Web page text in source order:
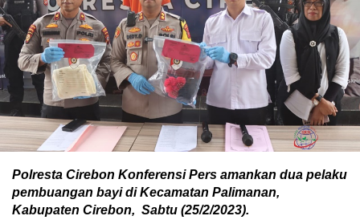
Polresta Cirebon Konferensi Pers amankan dua pelaku
pembuangan bayi di Kecamatan Palimanan,
Kabupaten Cirebon, Sabtu (25/2/2023).